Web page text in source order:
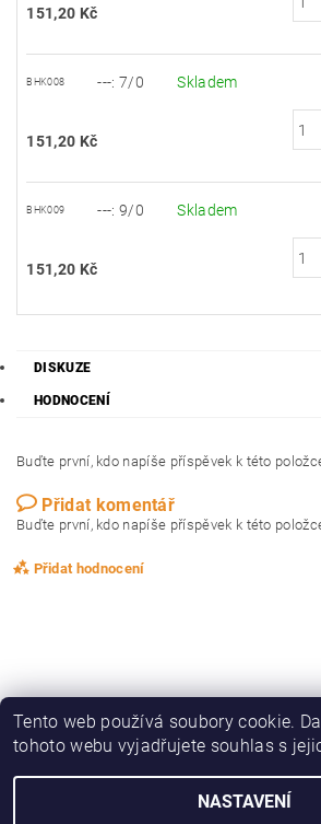
151,20 Kč
BHK008 ---: 7/0 Skladem
151,20 Kč
BHK009 ---: 9/0 Skladem
151,20 Kč
DISKUZE
HODNOCENÍ
Buďte první, kdo napíše příspěvek k této
Přidat komentář
Buďte první, kdo napíše příspěvek k této
Přidat hodnocení
Heureka.cz |
Tento web používá soubory cookie.
tohoto webu vyjadřujete souhlas s
NASTAVENÍ